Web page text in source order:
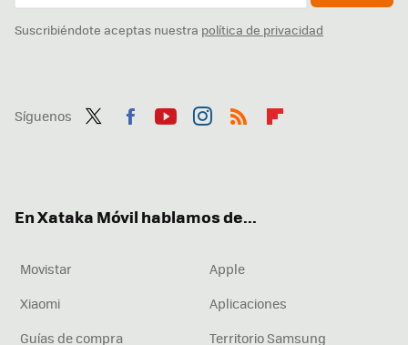
Suscribiéndote aceptas nuestra política de privacidad
Síguenos
En Xataka Móvil hablamos de...
Movistar
Apple
Xiaomi
Aplicaciones
Guías de compra
Territorio Samsung